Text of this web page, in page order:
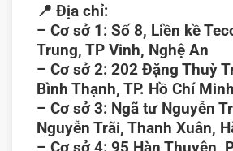
📍 Địa chỉ:
– Cơ sở 1: Số 8, Liền kề
Trung, TP Vinh, Nghệ An
– Cơ sở 2: 202 Đặng Thuỳ
Bình Thạnh, TP. Hồ Chí Minh
– Cơ sở 3: Ngã tư Nguyễn
Nguyễn Trãi, Thanh Xuân,
– Cơ sở 4: 95 Hàn Thuyên,